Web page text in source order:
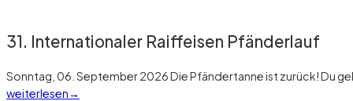
31. Internationaler Raiffeisen Pfänderlauf
Sonntag, 06. September 2026 Die Pfändertanne ist zurück! Du
weiterlesen